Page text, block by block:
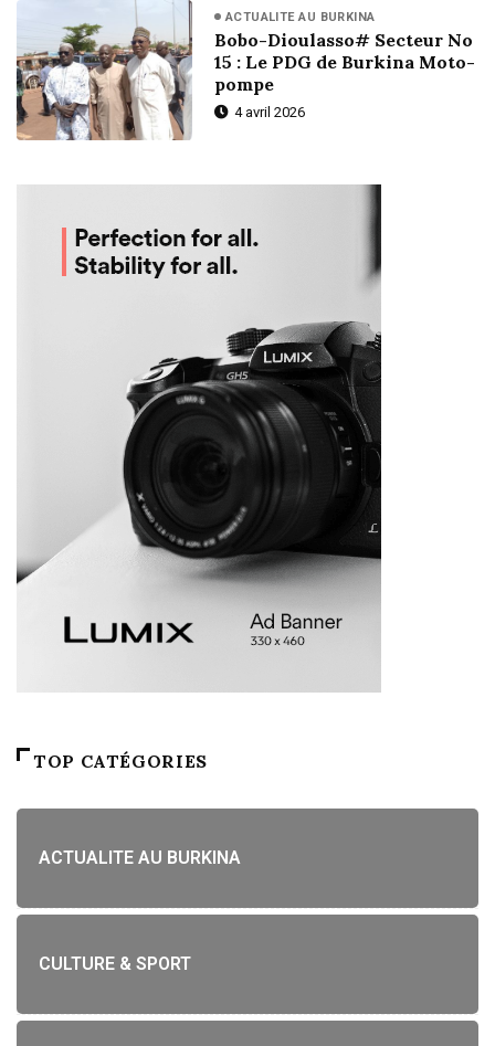
ACTUALITE AU BURKINA
Bobo-Dioulasso# Secteur No
15 : Le PDG de Burkina Moto-
pompe
4 avril 2026
TOP CATÉGORIES
ACTUALITE AU BURKINA
CULTURE & SPORT